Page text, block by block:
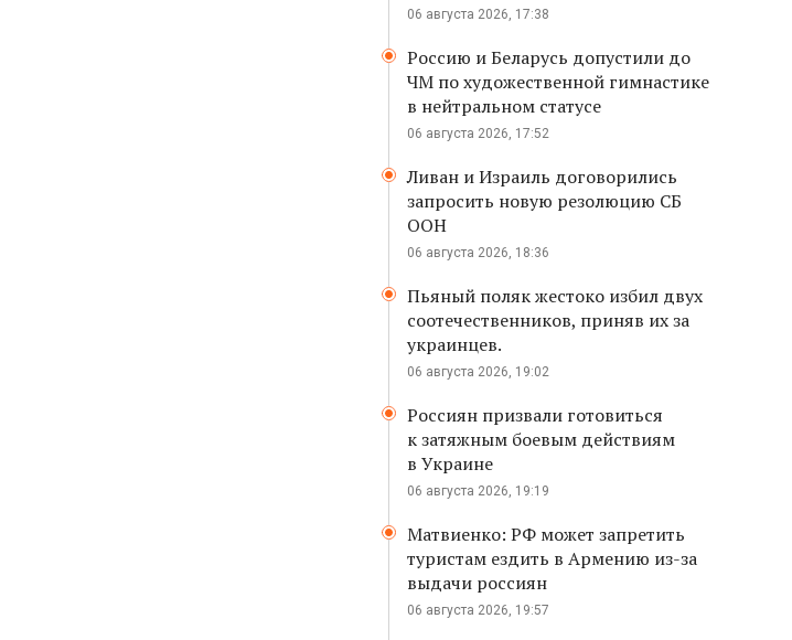
06 августа 2026, 17:38
Россию и Беларусь допустили до
ЧМ по художественной гимнастике
в нейтральном статусе
06 августа 2026, 17:52
Ливан и Израиль договорились
запросить новую резолюцию СБ
ООН
06 августа 2026, 18:36
Пьяный поляк жестоко избил двух
соотечественников, приняв их за
украинцев.
06 августа 2026, 19:02
Россиян призвали готовиться
к затяжным боевым действиям
в Украине
06 августа 2026, 19:19
Матвиенко: РФ может запретить
туристам ездить в Армению из-за
выдачи россиян
06 августа 2026, 19:57